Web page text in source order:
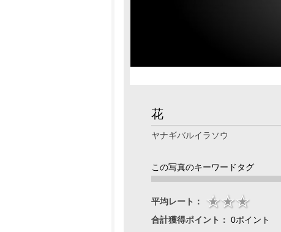
花
ヤナギバルイラソウ
この写真のキーワードタグ
平均レート：
合計獲得ポイント： 0ポイント